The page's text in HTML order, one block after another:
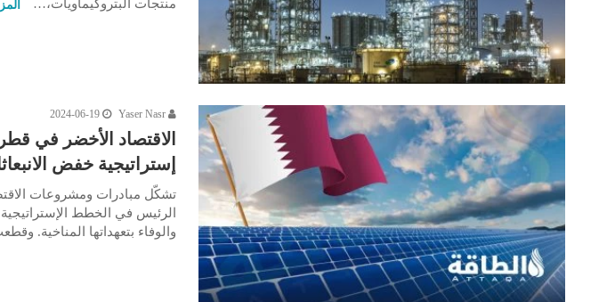
منتجات البتروكيماويات،…
Yaser Nasr
2024-06-19
إستراتيجية خفض
تشكّل مبادرات ومشروعات
الرئيس في الخطط
والوفاء بتعهداتها المناخية.